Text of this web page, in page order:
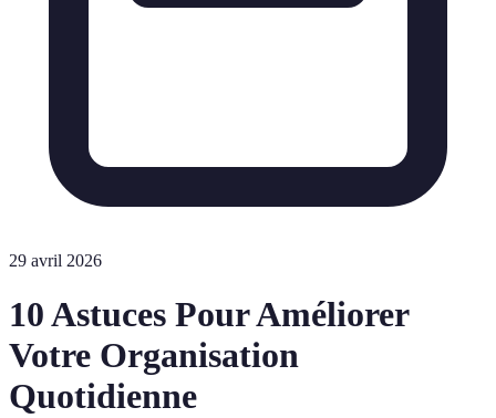
29 avril 2026
10 Astuces Pour Améliorer
Votre Organisation
Quotidienne